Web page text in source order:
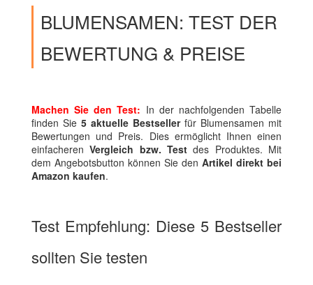
BLUMENSAMEN: TEST DER
BEWERTUNG & PREISE
Machen Sie den Test: In der nachfolgenden Tabelle
finden Sie 5 aktuelle Bestsellerfür Blumensamen mit
Bewertungen und Preis. Dies ermöglicht Ihnen einen
einfacherenVergleich bzw. Test des Produktes. Mit
dem Angebotsbutton können Sie den Artikel direkt bei
Amazon kaufen.
Test Empfehlung: Diese 5 Bestseller
sollten Sie testen